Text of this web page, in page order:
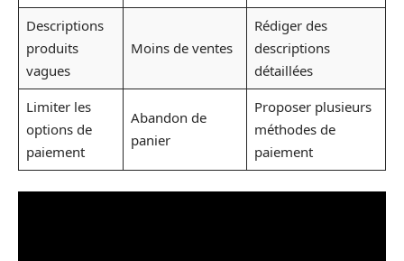
Descriptions
produits
vagues
Moins de ventes
Rédiger des
descriptions
détaillées
Limiter les
options de
paiement
Abandon de
panier
Proposer plusieurs
méthodes de
paiement